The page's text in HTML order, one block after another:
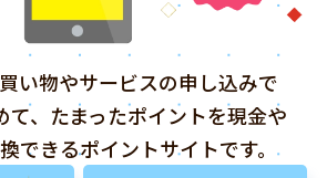
い物やサービスの申し込みで
て、たまったポイントを現金や
できるポイントサイトです。